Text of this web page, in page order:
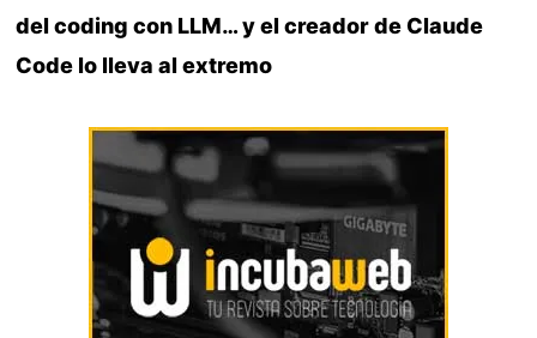
del coding con LLM… y el creador de Claude
Code lo lleva al extremo